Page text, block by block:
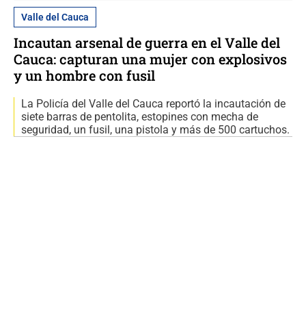
Valle del Cauca
Incautan arsenal de guerra en el Valle del
Cauca: capturan una mujer con explosivos
y un hombre con fusil
La Policía del Valle del Cauca reportó la incautación de
siete barras de pentolita, estopines con mecha de
seguridad, un fusil, una pistola y más de 500 cartuchos.